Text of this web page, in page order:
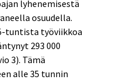
lyhenemisestä
osuudella.
tuntista työviikkoa
293 000
3). Tämä
alle 35 tunnin